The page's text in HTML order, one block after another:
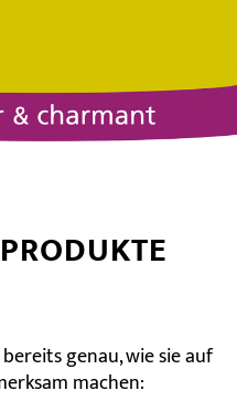
genau, wie sie auf
machen: